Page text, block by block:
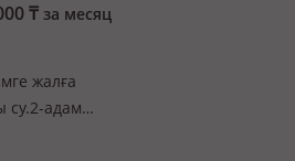
₸ за месяц
жалға
су.2-адам